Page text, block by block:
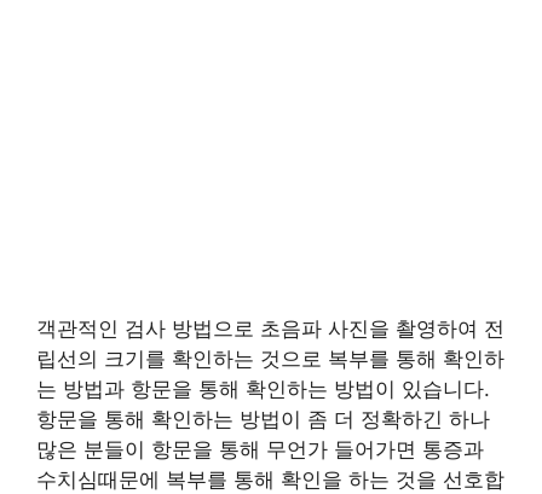
객관적인 검사 방법으로 초음파 사진을 촬영하여 전
립선의 크기를 확인하는 것으로 복부를 통해 확인하
는 방법과 항문을 통해 확인하는 방법이 있습니다.
항문을 통해 확인하는 방법이 좀 더 정확하긴 하나
많은 분들이 항문을 통해 무언가 들어가면 통증과
수치심때문에 복부를 통해 확인을 하는 것을 선호합